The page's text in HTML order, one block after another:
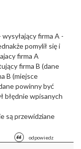
wysyłający firma A -
pomylił się i
firma A
firma B (dane
B (miejsce
powinny być
błędnie wpisanych
są przewidziane
odpowiedz